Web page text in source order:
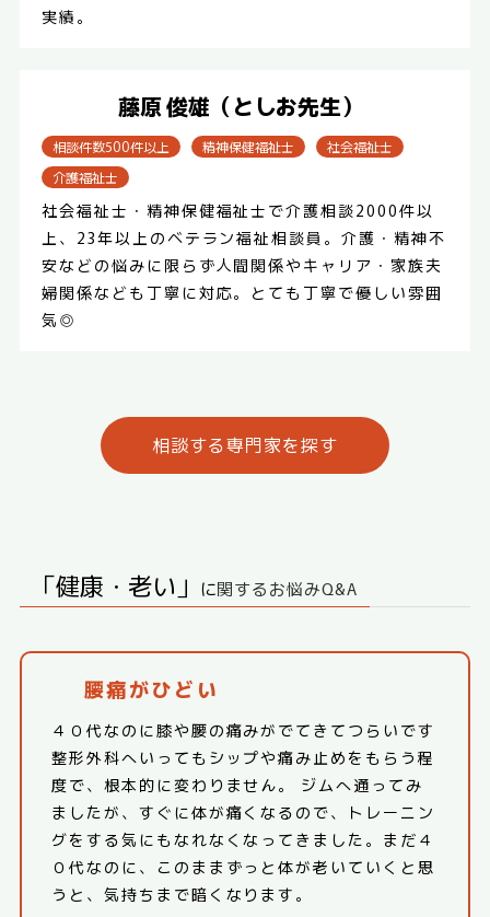
実績。
藤原 俊雄（としお先生）
相談件数500件以上 精神保健福祉士
社会福祉士
介護福祉士
社会福祉士・精神保健福祉士で介護相談2000件以
上、23年以上のベテラン福祉相談員。介護・精神不
安などの悩みに限らず人間関係やキャリア・家族夫
婦関係なども丁寧に対応。とても丁寧で優しい雰囲
気◎
相談する専門家を探す
「健康・老い」 に関するお悩みQ&A
腰痛がひどい
４０代なのに膝や腰の痛みがでてきてつらいです
整形外科へいってもシップや痛み止めをもらう程
度で、根本的に変わりません。 ジムへ通ってみ
ましたが、すぐに体が痛くなるので、トレーニン
グをする気にもなれなくなってきました。まだ４
０代なのに、このままずっと体が老いていくと思
うと、気持ちまで暗くなります。